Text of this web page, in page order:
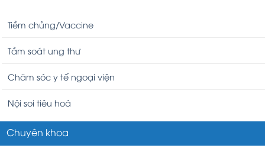
Tiềm chủng/Vaccine
Tầm soát ung thư
Chăm sóc y tế ngoại viện
Nội soi tiêu hoá
Chuyên khoa